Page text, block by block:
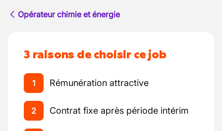
Opérateur chimie et énergie
3 raisons de choisir ce job
1 Rémunération attractive
2 Contrat fixe après période intérim